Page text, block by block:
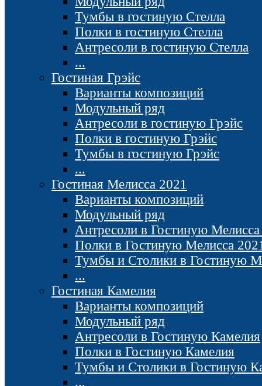
Тумбы в гостиную Стелла
Полки в гостиную Стелла
Антресоли в гостиную Стелла
...
Гостиная Грэйс
Варианты композиций
Модульный ряд
Антресоли в гостиную Грэйс
Полки в гостиную Грэйс
Тумбы в гостиную Грэйс
...
Гостиная Мелисса 2021
Варианты композиций
Модульный ряд
Антресоли в Гостиную
Полки в Гостиную Мелисса
Тумбы и Столики в Гостиную
...
Гостиная Камелия
Варианты композиций
Модульный ряд
Антресоли в Гостиную Камелия
Полки в Гостиную Камелия
Тумбы и Столики в Гостиную
...